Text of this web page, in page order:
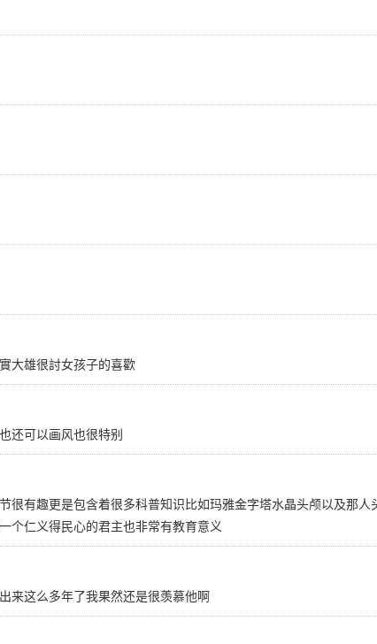
大雄很討女孩子的喜歡
还可以画风也很特别
很有趣更是包含着很多科普知识比如玛雅金字塔水晶头颅以及那
个仁义得民心的君主也非常有教育意义
来这么多年了我果然还是很羡慕他啊